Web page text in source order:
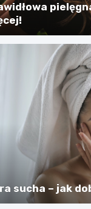
sucha – jak